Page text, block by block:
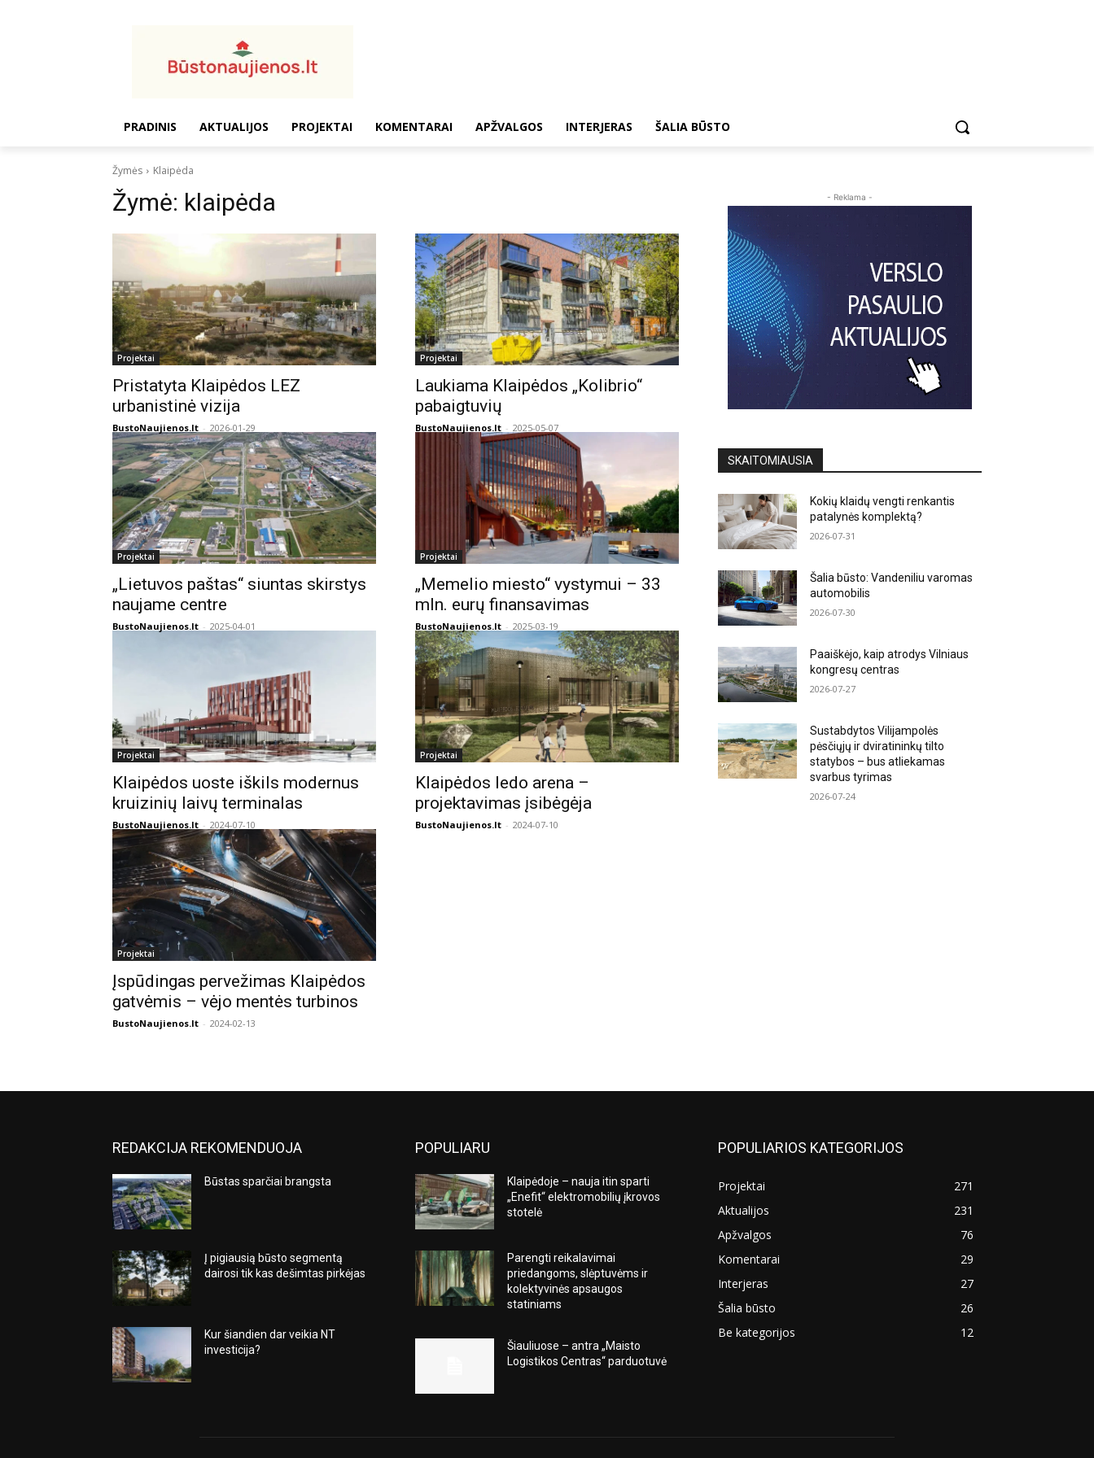
PRADINIS AKTUALIJOS PROJEKTAI KOMENTARAI APŽVALGOS INTERJERAS ŠALIA BŪSTO
Žymės Klaipėda
Žymė: klaipėda
Projektai
Pristatyta Klaipėdos LEZ
urbanistinė vizija
BustoNaujienos.lt - 2026-01-29
Projektai
Laukiama Klaipėdos „Kolibrio“
pabaigtuvių
BustoNaujienos.lt - 2025-05-07
Projektai
„Lietuvos paštas“ siuntas skirstys
naujame centre
BustoNaujienos.lt - 2025-04-01
Projektai
„Memelio miesto“ vystymui – 33
mln. eurų finansavimas
BustoNaujienos.lt - 2025-03-19
Projektai
Klaipėdos uoste iškils modernus
kruizinių laivų terminalas
BustoNaujienos.lt - 2024-07-10
Projektai
Klaipėdos ledo arena –
projektavimas įsibėgėja
BustoNaujienos.lt - 2024-07-10
Projektai
Įspūdingas pervežimas Klaipėdos
gatvėmis – vėjo mentės turbinos
BustoNaujienos.lt - 2024-02-13
- Reklama -
SKAITOMIAUSIA
Kokių klaidų vengti renkantis
patalynės komplektą?
2026-07-31
Šalia būsto: Vandeniliu varomas
automobilis
2026-07-30
Paaiškėjo, kaip atrodys Vilniaus
kongresų centras
2026-07-27
Sustabdytos Vilijampolės
pėsčiųjų ir dviratininkų tilto
statybos – bus atliekamas
svarbus tyrimas
2026-07-24
REDAKCIJA REKOMENDUOJA
Būstas sparčiai brangsta
Į pigiausią būsto segmentą
dairosi tik kas dešimtas pirkėjas
Kur šiandien dar veikia NT
investicija?
POPULIARU
Klaipėdoje – nauja itin sparti
„Enefit“ elektromobilių įkrovos
stotelė
Parengti reikalavimai
priedangoms, slėptuvėms ir
kolektyvinės apsaugos
statiniams
Šiauliuose – antra „Maisto
Logistikos Centras“ parduotuvė
POPULIARIOS KATEGORIJOS
Projektai
271
Aktualijos
231
Apžvalgos
76
Komentarai
29
Interjeras
27
Šalia būsto
26
Be kategorijos
12